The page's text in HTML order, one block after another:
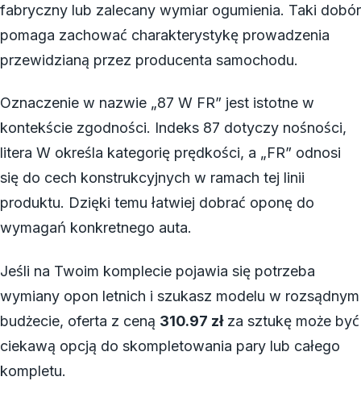
fabryczny lub zalecany wymiar ogumienia. Taki dobór
pomaga zachować charakterystykę prowadzenia
przewidzianą przez producenta samochodu.
Oznaczenie w nazwie „87 W FR” jest istotne w
kontekście zgodności. Indeks 87 dotyczy nośności,
litera W określa kategorię prędkości, a „FR” odnosi
się do cech konstrukcyjnych w ramach tej linii
produktu. Dzięki temu łatwiej dobrać oponę do
wymagań konkretnego auta.
Jeśli na Twoim komplecie pojawia się potrzeba
wymiany opon letnich i szukasz modelu w rozsądnym
budżecie, oferta z ceną 310.97 złza sztukę może być
ciekawą opcją do skompletowania pary lub całego
kompletu.